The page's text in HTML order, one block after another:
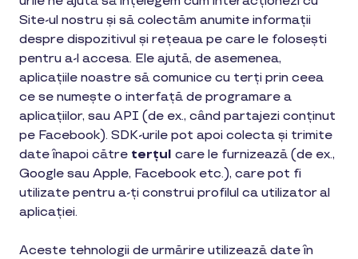
Site-ul nostru și să colectăm anumite informații
despre dispozitivul și rețeaua pe care le folosești
pentru a-l accesa. Ele ajută, de asemenea,
aplicațiile noastre să comunice cu terți prin ceea
ce se numește o interfață de programare a
aplicațiilor, sau API (de ex., când partajezi conținut
pe Facebook). SDK-urile pot apoi colecta și trimite
date înapoi către terțul care le furnizează (de ex.,
Google sau Apple, Facebook etc.), care pot fi
utilizate pentru a-ți construi profilul ca utilizator al
aplicației.
Aceste tehnologii de urmărire utilizează date în